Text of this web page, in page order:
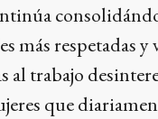
más respetadas y
al trabajo
que